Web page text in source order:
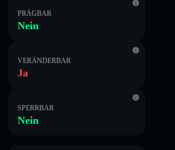
PRÄGBAR
Nein
VERÄNDERBAR
Ja
SPERRBAR
Nein